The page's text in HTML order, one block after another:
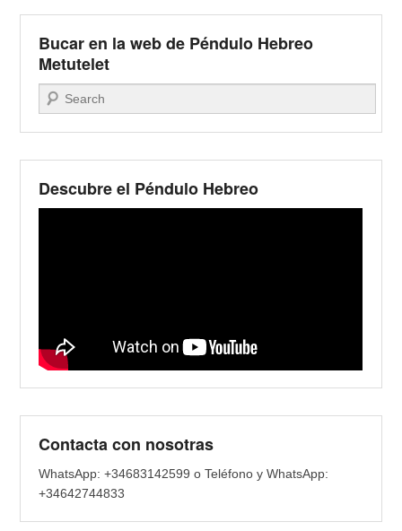
Bucar en la web de Péndulo Hebreo
Metutelet
Buscar
Descubre el Péndulo Hebreo
Contacta con nosotras
WhatsApp: +34683142599 o Teléfono y WhatsApp:
+34642744833